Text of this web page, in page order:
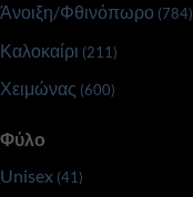
Άνοιξη/Φθινόπωρο (784)
Καλοκαίρι (211)
Χειμώνας (600)
Φύλο
Unisex (41)